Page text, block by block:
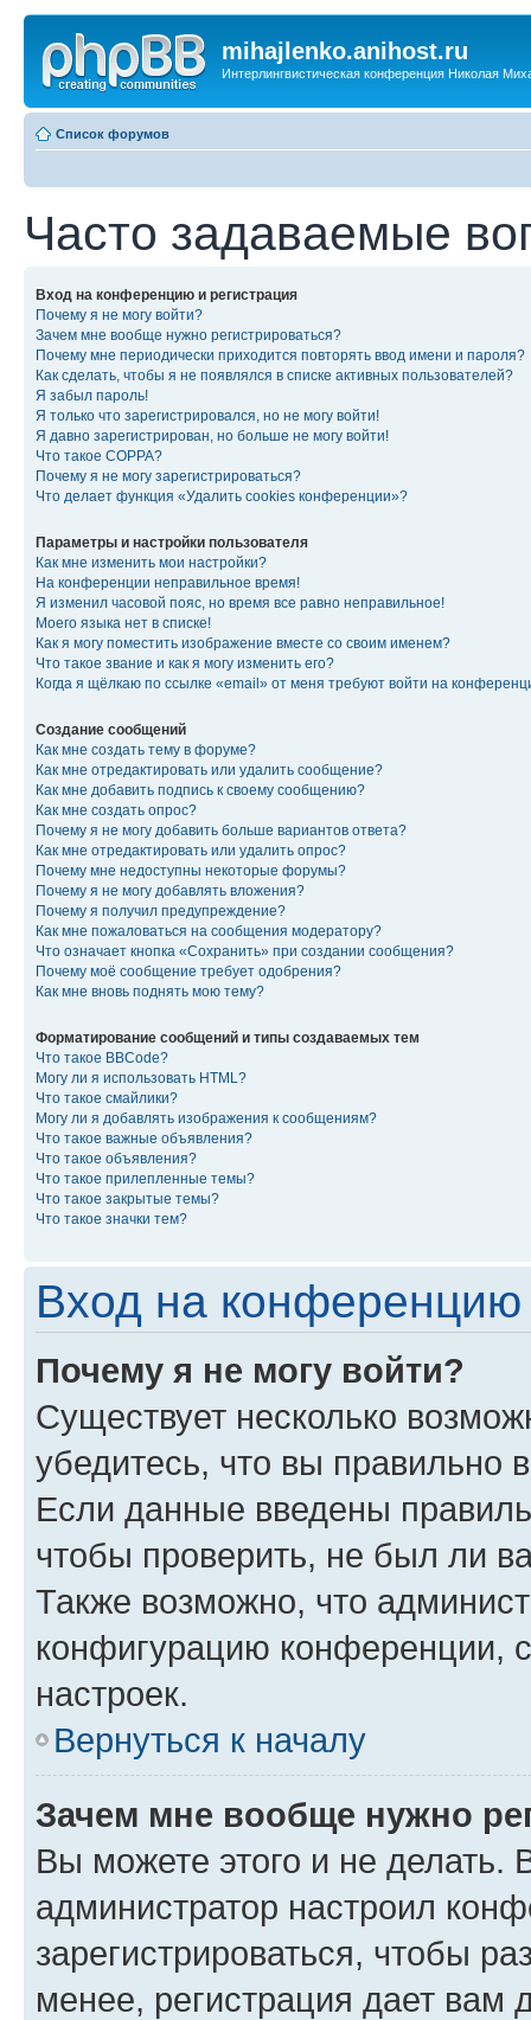
mihajlenko.anihost.ru
Интерлингвистическая конференция Николая
Список форумов
Часто задаваемые
Вход на конференцию и регистрация
Почему я не могу войти?
Зачем мне вообще нужно регистрироваться?
Почему мне периодически приходится повторять ввод имени и пароля?
Как сделать, чтобы я не появлялся в списке активных пользователей?
Я забыл пароль!
Я только что зарегистрировался, но не могу войти!
Я давно зарегистрирован, но больше не могу войти!
Что такое COPPA?
Почему я не могу зарегистрироваться?
Что делает функция «Удалить cookies конференции»?
Параметры и настройки пользователя
Как мне изменить мои настройки?
На конференции неправильное время!
Я изменил часовой пояс, но время все равно неправильное!
Моего языка нет в списке!
Как я могу поместить изображение вместе со своим именем?
Что такое звание и как я могу изменить его?
Когда я щёлкаю по ссылке «email» от меня требуют войти на
Создание сообщений
Как мне создать тему в форуме?
Как мне отредактировать или удалить сообщение?
Как мне добавить подпись к своему сообщению?
Как мне создать опрос?
Почему я не могу добавить больше вариантов ответа?
Как мне отредактировать или удалить опрос?
Почему мне недоступны некоторые форумы?
Почему я не могу добавлять вложения?
Почему я получил предупреждение?
Как мне пожаловаться на сообщения модератору?
Что означает кнопка «Сохранить» при создании сообщения?
Почему моё сообщение требует одобрения?
Как мне вновь поднять мою тему?
Форматирование сообщений и типы создаваемых тем
Что такое BBCode?
Могу ли я использовать HTML?
Что такое смайлики?
Могу ли я добавлять изображения к сообщениям?
Что такое важные объявления?
Что такое объявления?
Что такое прилепленные темы?
Что такое закрытые темы?
Что такое значки тем?
Вход на конференцию
Почему я не могу войти?
Существует несколько
убедитесь, что вы правильно
Если данные введены
чтобы проверить, не был ли
Также возможно, что
конфигурацию конференции,
настроек.
Вернуться к началу
Зачем мне вообще нужно
Вы можете этого и не делать.
администратор настроил
зарегистрироваться, чтобы
менее, регистрация дает вам